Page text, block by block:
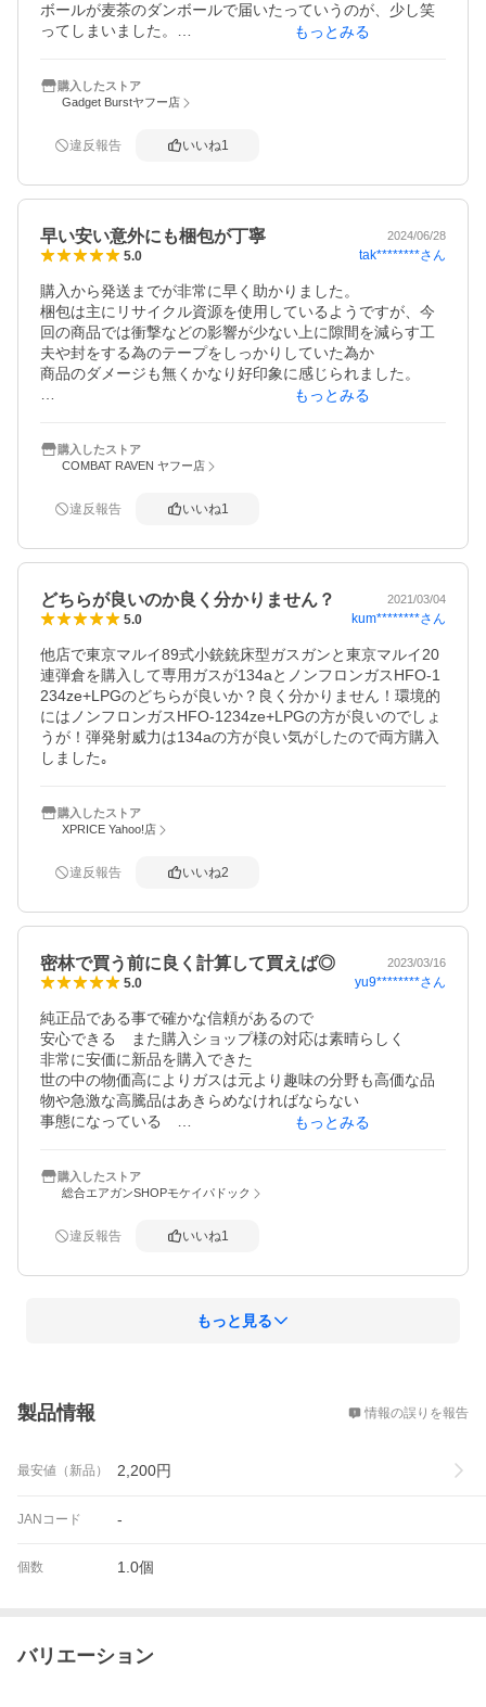
ボールが麦茶のダンボールで届いたっていうのが、少し笑
ってしまいました。
お安く購入出来たので大変満足しています。
もっとみる
購入したストア
Gadget Burstヤフー店
違反報告 いいね1
早い安い意外にも梱包が丁寧 2024/06/28
5.0 tak********さん
購入から発送までが非常に早く助かりました。
梱包は主にリサイクル資源を使用しているようですが、今
回の商品では衝撃などの影響が少ない上に隙間を減らす工
夫や封をする為のテープをしっかりしていた為か
商品のダメージも無くかなり好印象に感じられました。
もっとみる
購入したストア
COMBAT RAVEN ヤフー店
違反報告 いいね1
どちらが良いのか良く分かりません？ 2021/03/04
5.0 kum********さん
他店で東京マルイ89式小銃銃床型ガスガンと東京マルイ20
連弾倉を購入して専用ガスが134aとノンフロンガスHFO-1
234ze+LPGのどちらが良いか？良く分かりません！環境的
にはノンフロンガスHFO-1234ze+LPGの方が良いのでしょ
うが！弾発射威力は134aの方が良い気がしたので両方購入
しました｡
購入したストア
XPRICE Yahoo!店
違反報告 いいね2
密林で買う前に良く計算して買えば◎ 2023/03/16
5.0 yu9********さん
純正品である事で確かな信頼があるので
安心できる　また購入ショップ様の対応は素晴らしく
非常に安価に新品を購入できた
世の中の物価高によりガスは元より趣味の分野も高価な品
物や急激な高騰品はあきらめなければならない
事態になっている
もっとみる
購入したストア
総合エアガンSHOPモケイパドック
違反報告 いいね1
もっと見る
製品情報 情報の誤りを報告
最安値（新品） 2,200円
JANコード -
個数 1.0個
バリエーション